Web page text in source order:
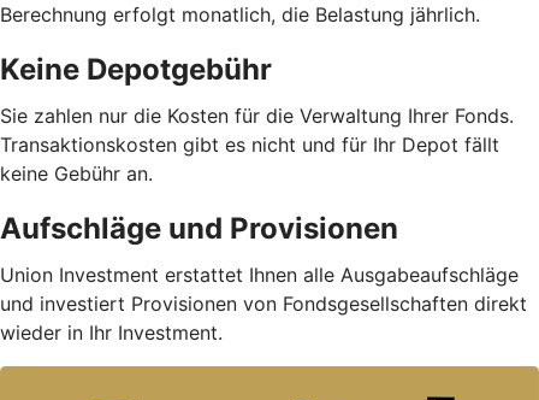
Berechnung erfolgt monatlich, die Belastung jährlich.
Keine Depotgebühr
Sie zahlen nur die Kosten für die Verwaltung Ihrer Fonds.
Trans­aktions­kosten gibt es nicht und für Ihr Depot fällt
keine Gebühr an.
Aufschläge und Provisionen
Union Investment erstattet Ihnen alle Ausgabe­auf­schläge
und investiert Provisionen von Fondsgesellschaften direkt
wieder in Ihr Investment.